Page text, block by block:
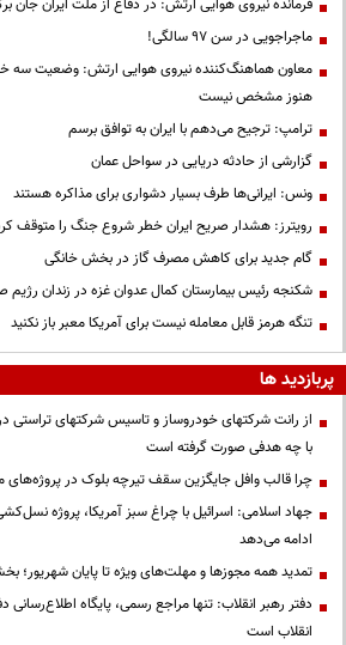
فرمانده نیروی هوایی ارتش: در دفاع از ملت ایران جان
ماجراجویی در سن ۹۷ سالگی!
معاون هماهنگ‌کننده نیروی هوایی ارتش: وضعیت سه
هنوز مشخص نیست
ترامپ: ترجیح می‌دهم با ایران به توافق برسم
گزارشی از حادثه دریایی در سواحل عمان
ونس: ایرانی‌ها طرف بسیار دشواری برای مذاکره هستند
رویترز: هشدار صریح ایران خطر شروع جنگ را متوقف
گام جدید برای کاهش مصرف گاز در بخش خانگی
شکنجه رئیس بیمارستان کمال عدوان غزه در زندان رژیم
تنگه هرمز قابل معامله نیست برای آمریکا معبر باز نکنید
پربازدید ها
از رانت‌ شرکتهای خودروساز و تاسیس شرکتهای تراستی
با چه هدفی صورت گرفته است
چرا قالب وافل جایگزین سقف تیرچه بلوک در
جهاد اسلامی: اسرائیل با چراغ سبز آمریکا، پروژه
ادامه می‌دهد
تمدید همه مجوزها و مهلت‌های ویژه تا پایان شهریور؛
دفتر رهبر انقلاب: تنها مراجع رسمی، پایگاه اطلاع‌رسانی
انقلاب است